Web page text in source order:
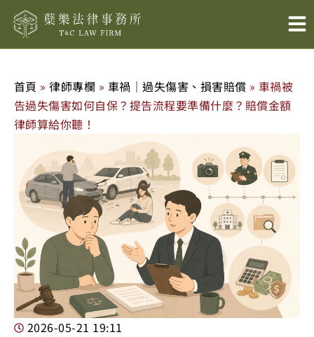
首頁 »律師專欄 » 車禍｜過失傷害、損害賠償 »車禍被
告過失傷害如何自保？提告流程要準備什麼？賠償金額
律師算給你聽！
2026-05-21 19:11